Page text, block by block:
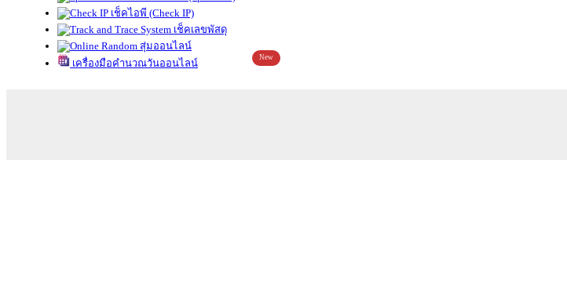
เช็คไอพี (Check IP)
เช็คเลขพัสดุ
สุ่มออนไลน์
เครื่องมือคำนวณวันออนไลน์
New